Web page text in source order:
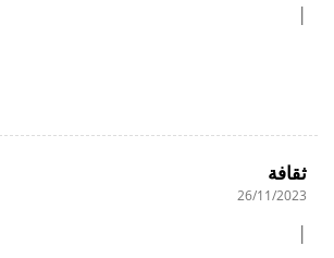
|
ثقافة
26/11/2023
|